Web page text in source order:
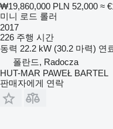
₩19,860,000 PLN 52,000 ≈
미니 로드 롤러
2017
226 주행 시간
동력 22.2 kW (30.2 마력) 연
폴란드, Radocza
HUT-MAR PAWEŁ BARTEL
판매자에게 연락